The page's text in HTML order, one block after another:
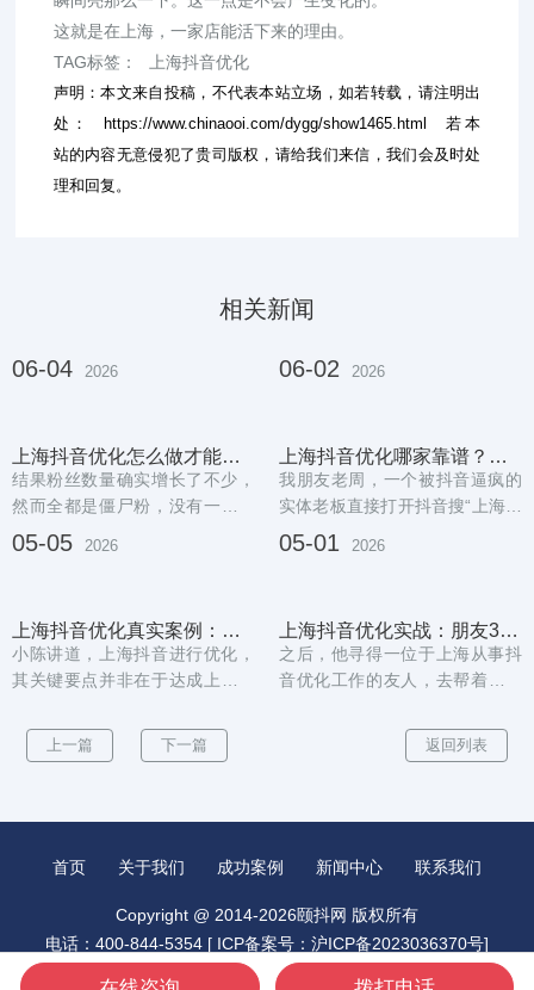
这就是在上海，一家店能活下来的理由。
TAG标签：
上海抖音优化
声明：本文来自投稿，不代表本站立场，如若转载，请注明出
处：
https://www.chinaooi.com/dygg/show1465.html
若本
站的内容无意侵犯了贵司版权，请给我们来信，我们会及时处
理和回复。
相关新闻
06-04 2026
上海抖音优化怎么做才能有效？我朋友靠这招三个月业绩翻倍
结果粉丝数量确实增长了不少，
然而全都是僵尸粉，没有一个到
店的。将“上海美食探店”“徐家汇
06-02 2026
上海抖音优化哪家靠谱？朋友亲测后月询盘翻了三倍
我朋友老周，一个被抖音逼疯的
实体老板直接打开抖音搜“上海装
修”、“上海老房翻新”。他真正开
05-05 2026
上海抖音优化真实案例：朋友3个月做到区域第一
小陈讲道，上海抖音进行优化，
其关键要点并非在于达成上热门
五公里范围之内的...
05-01 2026
上海抖音优化实战：朋友3个月从0做到月销50万的经验分享
之后，他寻得一位于上海从事抖
音优化工作的友人，去帮着查看
市有啥区别切实的...
上一篇 下一篇 返回列表
首页 关于我们 成功案例 新闻中心 联系我们
Copyright @ 2014-2026颐抖网 版权所有
电话：400-844-5354 [ ICP备案号：沪ICP备2023036370号]
昆山抖音推广 北京抖音推广